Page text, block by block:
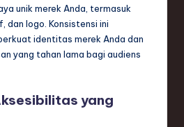
unik merek Anda, termasuk
dan logo. Konsistensi ini
identitas merek Anda dan
yang tahan lama bagi audiens
yang